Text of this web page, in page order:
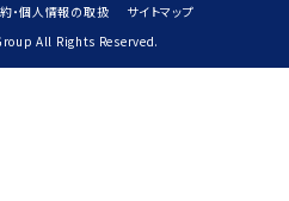
・個人情報の取扱
サイトマップ
All Rights Reserved.